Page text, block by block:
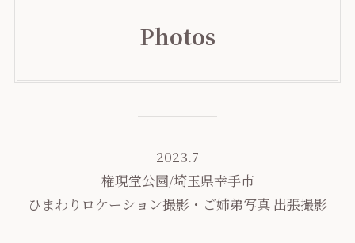
Photos
2023.7
権現堂公園/埼玉県幸手市
ひまわりロケーション撮影・ご姉弟写真 出張撮影